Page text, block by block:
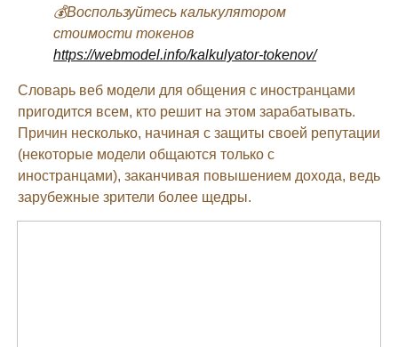
💰Воспользуйтесь калькулятором
стоимости токенов
https://webmodel.info/kalkulyator-tokenov/
Словарь веб модели для общения с иностранцами
пригодится всем, кто решит на этом зарабатывать.
Причин несколько, начиная с защиты своей репутации
(некоторые модели общаются только с
иностранцами), заканчивая повышением дохода, ведь
зарубежные зрители более щедры.